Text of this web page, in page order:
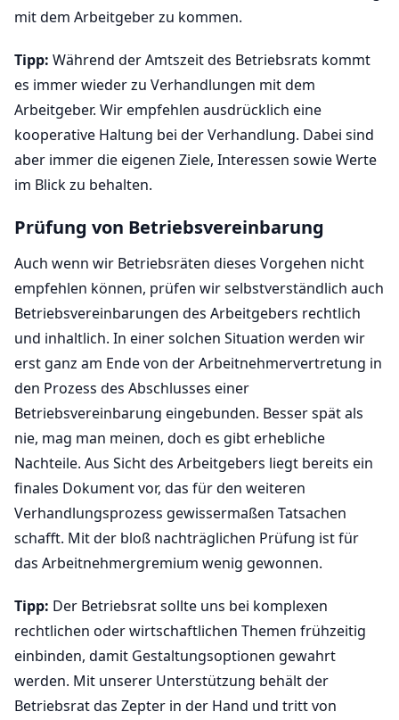
mit dem Arbeitgeber zu kommen.
Tipp: Während der Amtszeit des Betriebsrats kommt
es immer wieder zu Verhandlungen mit dem
Arbeitgeber. Wir empfehlen ausdrücklich eine
kooperative Haltung bei der Verhandlung. Dabei sind
aber immer die eigenen Ziele, Interessen sowie Werte
im Blick zu behalten.
Prüfung von Betriebsvereinbarung
Auch wenn wir Betriebsräten dieses Vorgehen nicht
empfehlen können, prüfen wir selbstverständlich auch
Betriebsvereinbarungen des Arbeitgebers rechtlich
und inhaltlich. In einer solchen Situation werden wir
erst ganz am Ende von der Arbeitnehmervertretung in
den Prozess des Abschlusses einer
Betriebsvereinbarung eingebunden. Besser spät als
nie, mag man meinen, doch es gibt erhebliche
Nachteile. Aus Sicht des Arbeitgebers liegt bereits ein
finales Dokument vor, das für den weiteren
Verhandlungsprozess gewissermaßen Tatsachen
schafft. Mit der bloß nachträglichen Prüfung ist für
das Arbeitnehmergremium wenig gewonnen.
Tipp: Der Betriebsrat sollte uns bei komplexen
rechtlichen oder wirtschaftlichen Themen frühzeitig
einbinden, damit Gestaltungsoptionen gewahrt
werden. Mit unserer Unterstützung behält der
Betriebsrat das Zepter in der Hand und tritt von